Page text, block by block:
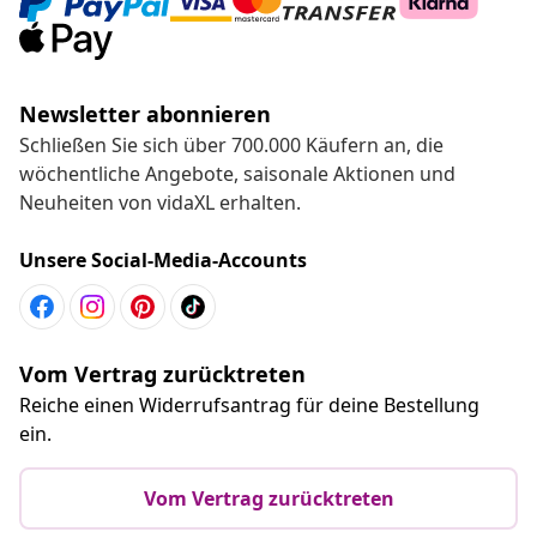
Newsletter abonnieren
Schließen Sie sich über 700.000 Käufern an, die
wöchentliche Angebote, saisonale Aktionen und
Neuheiten von vidaXL erhalten.
Unsere Social-Media-Accounts
Vom Vertrag zurücktreten
Reiche einen Widerrufsantrag für deine Bestellung
ein.
Vom Vertrag zurücktreten